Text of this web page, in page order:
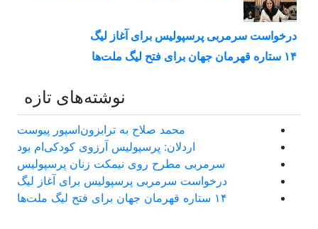
درخواست سرمربی پرسپولیس برای آغاز لیگ
۱۴ ستاره قهرمان جهان برای فتح لیگ ملت‌ها
نوشته‌های تازه
محمد صلاح به ترابزون‌اسپور پیوست
اردلان: پرسپولیس آرزوی کودکی‌ام بود
سرمربی مطرح روی نیمکت زنان پرسپولیس
درخواست سرمربی پرسپولیس برای آغاز لیگ
۱۴ ستاره قهرمان جهان برای فتح لیگ ملت‌ها